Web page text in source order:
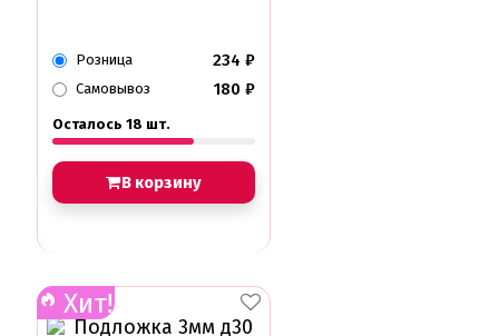
Розница 234 ₽
Самовывоз 180 ₽
Осталось 18 шт.
В корзину
Хит!